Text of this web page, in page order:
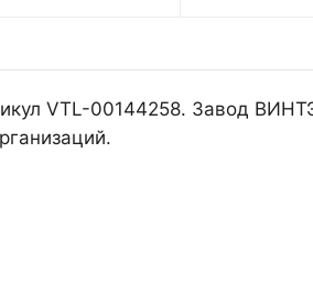
VTL-00144258. Завод